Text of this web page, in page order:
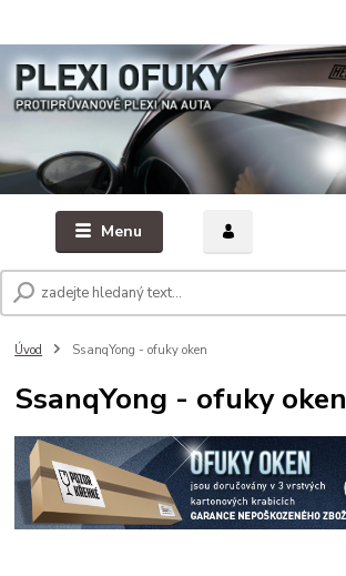
Menu
Úvod SsanqYong - ofuky oken
SsanqYong - ofuky oken